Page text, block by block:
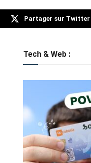
Partager sur Twitter
Tech & Web :